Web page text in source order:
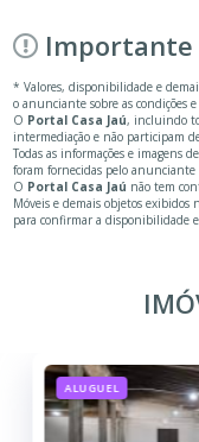
Importante
* Valores, disponibilidade e
o anunciante sobre as condições
O Portal Casa Jaú, incluindo
intermediação e não participam
Todas as informações e
foram fornecidas pelo
O Portal Casa Jaú não tem
Móveis e demais objetos
para confirmar a disponibilidade
ALUGUEL